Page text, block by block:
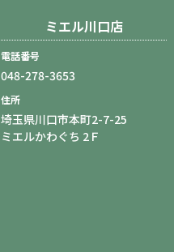
ミエル川口店
電話番号
048-278-3653
住所
埼玉県川口市本町2-7-25
ミエルかわぐち 2Ｆ